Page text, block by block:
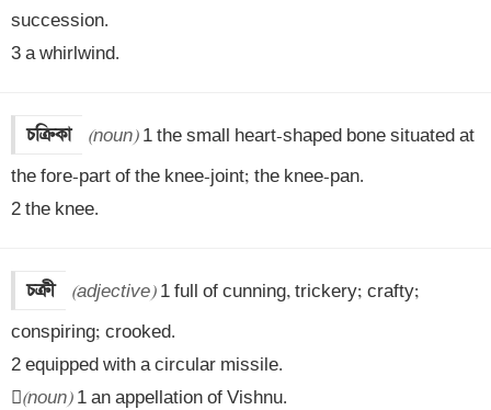
succession.
3 a whirlwind.
চক্রিকা (noun) 1 the small heart-shaped bone situated at
the fore-part of the knee-joint; the knee-pan.
2 the knee.
চক্রী (adjective) 1 full of cunning, trickery; crafty;
conspiring; crooked.
2 equipped with a circular missile.
(noun) 1 an appellation of Vishnu.